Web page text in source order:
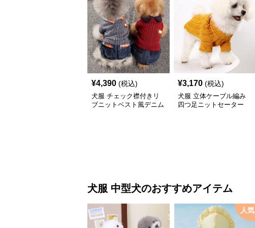
¥4,390 (税込)
犬服 チェック襟付きリ
ブニットベスト風デニム
¥3,170 (税込)
犬服 立体ケーブル編み
四つ足ニットセーター
犬服 中型犬のおすすめアイテム
人気